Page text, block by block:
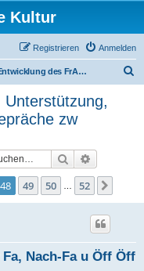
Kultur
Anmelden
Registrieren
Entwicklung des FrAK-Forums mit KI
zw
Suche
48 49 50 52
Nach-Fa u Öff Öff